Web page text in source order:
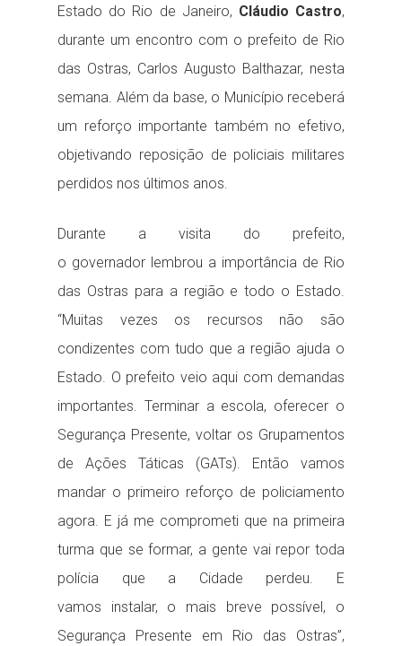
Estado do Rio de Janeiro, Cláudio Castro,
durante um encontro com o prefeito de Rio
das Ostras, Carlos Augusto Balthazar, nesta
semana. Além da base, o Município receberá
um reforço importante também no efetivo,
objetivando reposição de policiais militares
perdidos nos últimos anos.
Durante a visita do prefeito,
o governador lembrou a importância de Rio
das Ostras para a região e todo o Estado.
“Muitas vezes os recursos não são
condizentes com tudo que a região ajuda o
Estado. O prefeito veio aqui com demandas
importantes. Terminar a escola, oferecer o
Segurança Presente, voltar os Grupamentos
de Ações Táticas (GATs). Então vamos
mandar o primeiro reforço de policiamento
agora. E já me comprometi que na primeira
turma que se formar, a gente vai repor toda
polícia que a Cidade perdeu. E
vamos instalar, o mais breve possível, o
Segurança Presente em Rio das Ostras”,